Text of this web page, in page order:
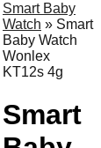
Smart Baby
Watch » Smart
Baby Watch
Wonlex
KT12s 4g
Smart